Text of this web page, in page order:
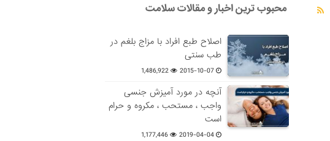
محبوب ترین اخبار و مقالات سلامت
اصلاح طبع افراد با مزاج بلغم در
طب سنتی
2015-10-07
1,486,922
آنچه در مورد آمیزش جنسی
واجب ، مستحب ، مکروه و حرام
است
2019-04-04
1,177,446